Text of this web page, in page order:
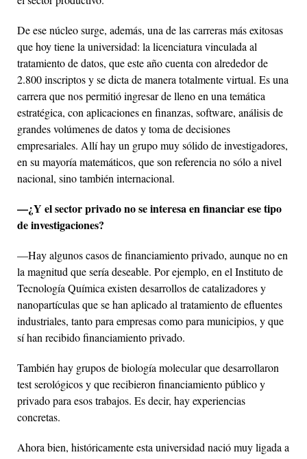
De ese núcleo surge, además, una de las carreras más exitosas
que hoy tiene la universidad: la licenciatura vinculada al
tratamiento de datos, que este año cuenta con alrededor de
2.800 inscriptos y se dicta de manera totalmente virtual. Es una
carrera que nos permitió ingresar de lleno en una temática
estratégica, con aplicaciones en finanzas, software, análisis de
grandes volúmenes de datos y toma de decisiones
empresariales. Allí hay un grupo muy sólido de investigadores,
en su mayoría matemáticos, que son referencia no sólo a nivel
nacional, sino también internacional.
—¿Y el sector privado no se interesa en financiar ese tipo
de investigaciones?
—Hay algunos casos de financiamiento privado, aunque no en
la magnitud que sería deseable. Por ejemplo, en el Instituto de
Tecnología Química existen desarrollos de catalizadores y
nanopartículas que se han aplicado al tratamiento de efluentes
industriales, tanto para empresas como para municipios, y que
sí han recibido financiamiento privado.
También hay grupos de biología molecular que desarrollaron
test serológicos y que recibieron financiamiento público y
privado para esos trabajos. Es decir, hay experiencias
concretas.
Ahora bien, históricamente esta universidad nació muy ligada a